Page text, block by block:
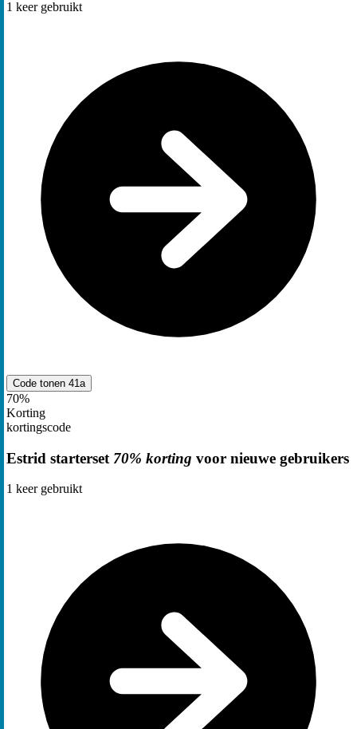
1 keer gebruikt
Code tonen 41a
70%
Korting
kortingscode
Estrid starterset 70% korting voor nieuwe gebruikers
1 keer gebruikt